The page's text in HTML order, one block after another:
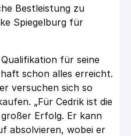
Bestleistung zu
Spiegelburg für
für seine
schon alles erreicht.
versuchen sich so
„Für Cedrik ist die
Erfolg. Er kann
absolvieren, wobei er